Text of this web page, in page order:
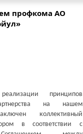
профкома АО
принципов
на нашем
коллективный
в соответствии с